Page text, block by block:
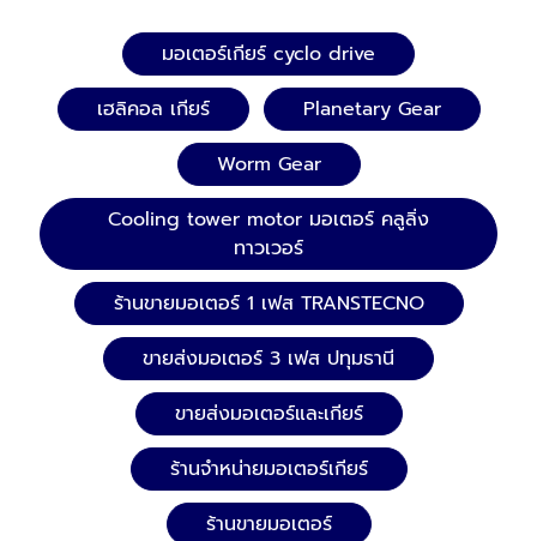
มอเตอร์เกียร์ cyclo drive
เฮลิคอล เกียร์
Planetary Gear
Worm Gear
Cooling tower motor มอเตอร์ คลูลิ่ง
ทาวเวอร์
ร้านขายมอเตอร์ 1 เฟส TRANSTECNO
ขายส่งมอเตอร์ 3 เฟส ปทุมธานี
ขายส่งมอเตอร์และเกียร์
ร้านจำหน่ายมอเตอร์เกียร์
ร้านขายมอเตอร์